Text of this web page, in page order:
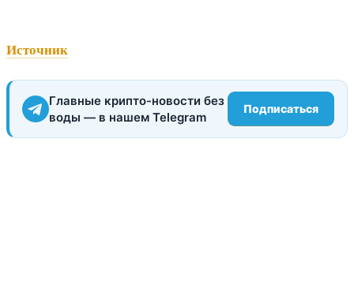
Источник
Главные крипто-новости без
воды — в нашем Telegram
Подписаться